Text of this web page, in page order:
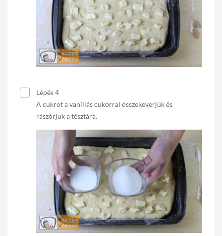
Lépés 4
A cukrot a vaníliás cukorral összekeverjük és
rászórjuk a tésztára.